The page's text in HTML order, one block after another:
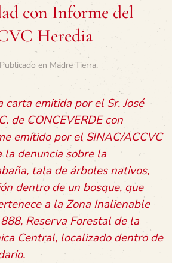
con Informe del
Heredia
en Madre Tierra.
emitida por el Sr. José
de CONCEVERDE con
emitido por el SINAC/ACCVC
la denuncia sobre la
tala de árboles nativos,
dentro de un bosque, que
a la Zona Inalienable
Reserva Forestal de la
Central, localizado dentro de